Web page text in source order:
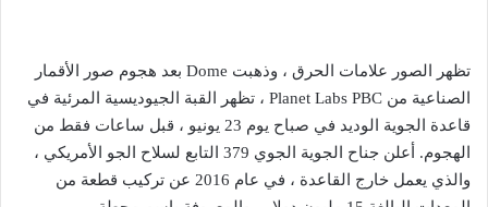
تظهر الصور علامات الحرق ، وذهبت Dome بعد هجوم صور الأقمار
الصناعية من Planet Labs PBC ، تظهر القبة الجيوديسية المرئية في
قاعدة الجوية الوديد في صباح يوم 23 يونيو ، قبل ساعات فقط من
الهجوم. أعلن جناح الجوية الجوي 379 التابع لسلاح الجو الأمريكي ،
والذي يعمل خارج القاعدة ، في عام 2016 عن تركيب قطعة من